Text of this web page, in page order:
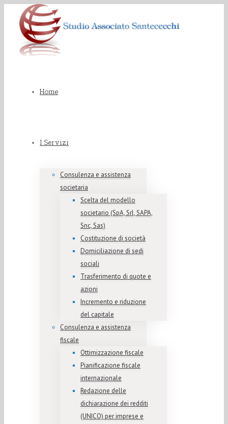
Home
I Servizi
Consulenza e assistenza
societaria
Scelta del modello
societario (SpA, Srl, SAPA,
Snc, Sas)
Costituzione di società
Domiciliazione di sedi
sociali
Trasferimento di quote e
azioni
Incremento e riduzione
del capitale
Consulenza e assistenza
fiscale
Ottimizzazione fiscale
Pianificazione fiscale
internazionale
Redazione delle
dichiarazione dei redditi
(UNICO) per imprese e